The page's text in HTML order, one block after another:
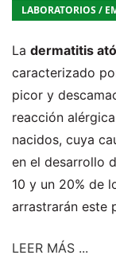
LABORATORIOS /
La dermatitis
caracterizado
picor y
reacción
nacidos, cuya
en el desarrollo
10 y un 20% de
arrastrarán este
LEER MÁS ...